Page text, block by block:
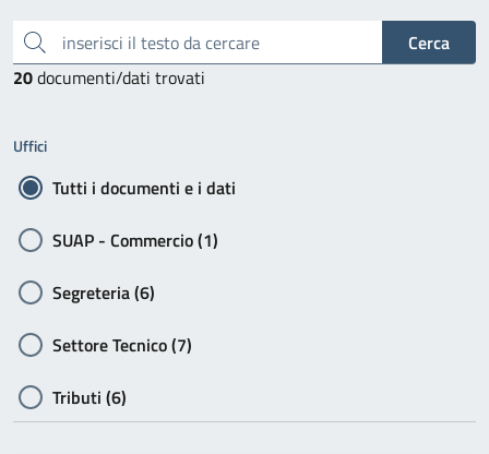
inserisci il testo da cercare
Cerca
20documenti/dati trovati
Uffici
Tutti i documenti e i dati
SUAP - Commercio (1)
Segreteria (6)
Settore Tecnico (7)
Tributi (6)